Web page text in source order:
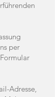
per
Adresse,